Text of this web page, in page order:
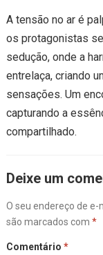
A tensão no ar é
os protagonistas
sedução, onde a
entrelaça, criando
sensações. Um
capturando a
compartilhado.
Deixe um
O seu endereço de e-
são marcados com *
Comentário *